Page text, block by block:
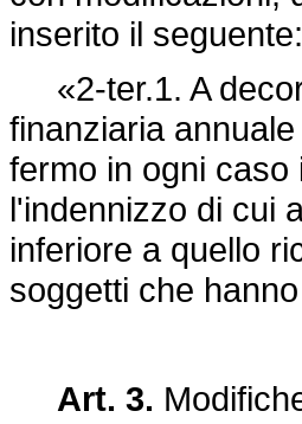
inserito il seguente:
«2-ter.1. A
finanziaria
fermo in ogni caso
l'indennizzo di cui
inferiore a quello
soggetti che
Art. 3.